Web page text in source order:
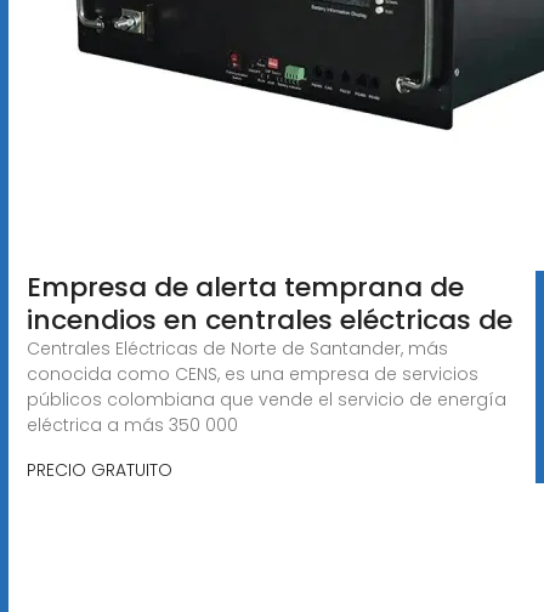
Empresa de alerta temprana de
incendios en centrales eléctricas de
Centrales Eléctricas de Norte de Santander, más
conocida como CENS, es una empresa de servicios
públicos colombiana que vende el servicio de energía
eléctrica a más 350 000
PRECIO GRATUITO